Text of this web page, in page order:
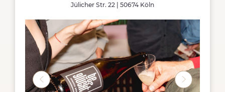
Jülicher Str. 22 | 50674 Köln